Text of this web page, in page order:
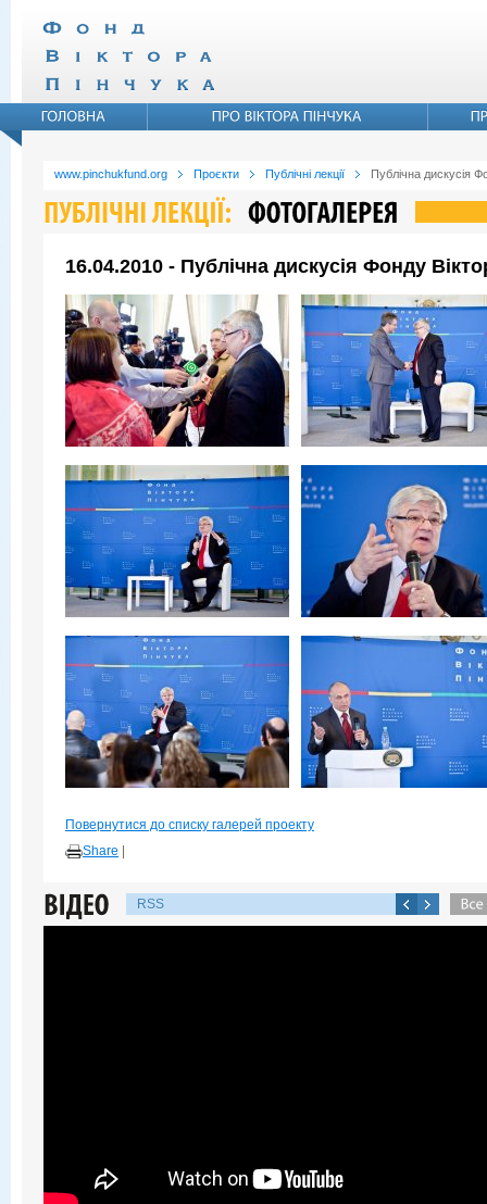
www.pinchukfund.org Проєкти Публічні лекції Публічна дискусія
16.04.2010 - Публічна дискусія Фонду
Повернутися до списку галерей проекту
Share
RSS